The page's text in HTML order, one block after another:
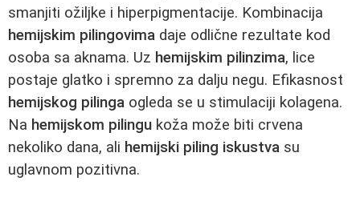
smanjiti ožiljke i hiperpigmentacije. Kombinacija
hemijskim pilingovima daje odlične rezultate kod
osoba sa aknama. Uz hemijskim pilinzima, lice
postaje glatko i spremno za dalju negu. Efikasnost
hemijskog pilinga ogleda se u stimulaciji kolagena.
Na hemijskom pilingu koža može biti crvena
nekoliko dana, ali hemijski piling iskustva su
uglavnom pozitivna.